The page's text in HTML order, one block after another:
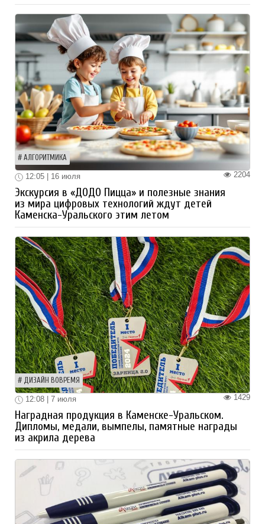
АЛГОРИТМИКА
2204
12:05 | 16 июля
Экскурсия в «ДОДО Пицца» и полезные знания
из мира цифровых технологий ждут детей
Каменска-Уральского этим летом
ДИЗАЙН ВОВРЕМЯ
1429
12:08 | 7 июля
Наградная продукция в Каменске-Уральском.
Дипломы, медали, вымпелы, памятные награды
из акрила дерева